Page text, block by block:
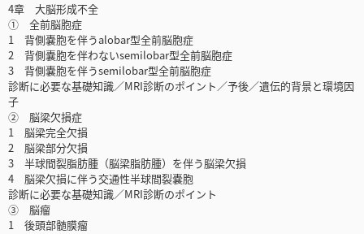
4章 大脳形成不全
① 全前脳胞症
1 背側嚢胞を伴うalobar型全前脳胞症
2 背側嚢胞を伴わないsemilobar型全前脳胞症
3 背側嚢胞を伴うsemilobar型全前脳胞症
診断に必要な基礎知識／MRI診断のポイント／予後／遺伝的背景と環境因
子
② 脳梁欠損症
1 脳梁完全欠損
2 脳梁部分欠損
3 半球間裂脂肪腫（脳梁脂肪腫）を伴う脳梁欠損
4 脳梁欠損に伴う交通性半球間裂嚢胞
診断に必要な基礎知識／MRI診断のポイント
③ 脳瘤
1 後頭部髄膜瘤